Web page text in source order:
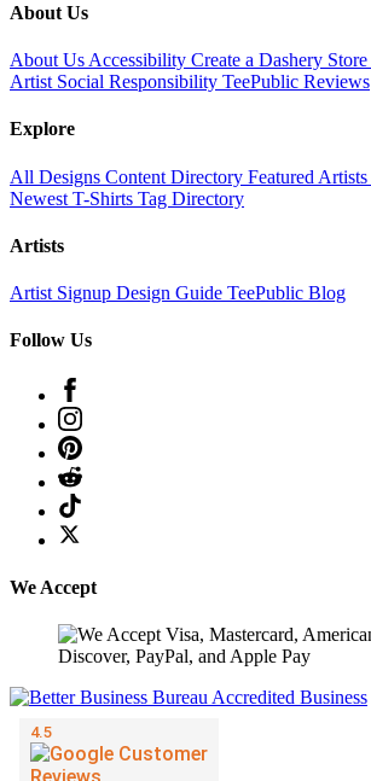
About Us
About Us Accessibility Create a Dashery Store
Artist Social Responsibility TeePublic Reviews
Explore
All Designs Content Directory Featured Artists
Newest T-Shirts Tag Directory
Artists
Artist Signup Design Guide TeePublic Blog
Follow Us
We Accept